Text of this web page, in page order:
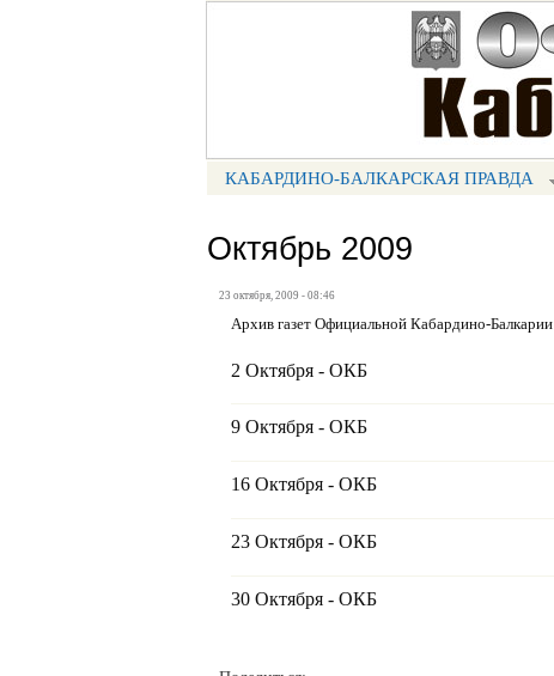
МЕНЮ КБП
КАБАРДИНО-БАЛКАРСКАЯ ПРАВДА
Октябрь 2009
23 октября, 2009 - 08:46
Архив газет Официальной Кабардино-Балкарии
2 Октября - ОКБ
9 Октября - ОКБ
16 Октября - ОКБ
23 Октября - ОКБ
30 Октября - ОКБ